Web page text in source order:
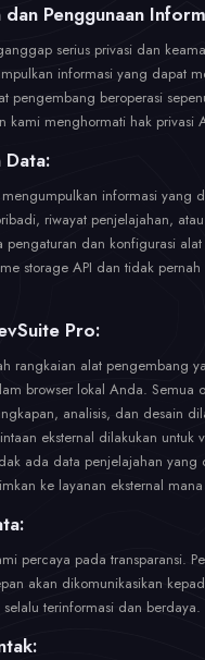
dan Penggunaan
serius privasi dan
informasi yang dapat
pengembang beroperasi
kami menghormati hak privasi
Data:
mengumpulkan informasi yang
riwayat penjelajahan,
pengaturan dan konfigurasi
storage API dan tidak
Pro:
rangkaian alat pengembang
browser lokal Anda. Semua
analisis, dan desain
eksternal dilakukan untuk
ada data penjelajahan yang
ke layanan eksternal
percaya pada transparansi.
akan dikomunikasikan
terinformasi dan berdaya.